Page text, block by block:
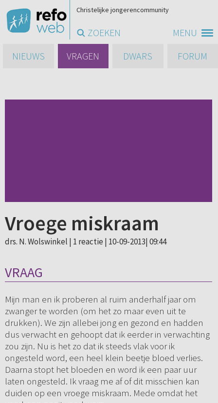
MENU
Christelijke jongerencommunity
ZOEKEN
NIEUWS
VRAGEN DWARS FORUM
Vroege miskraam
drs. N. Wolswinkel | 1 reactie | 10-09-2013| 09:44
VRAAG
Mijn man en ik proberen al ruim anderhalf jaar om
zwanger te worden (om het zo maar even uit te
drukken). We zijn allebei jong en gezond en hadden
dus verwacht en gehoopt dat ik eerder in verwachting
zou zijn. Nu is het zo dat ik steeds vlak voor ik
ongesteld word, een heel klein beetje bloed verlies.
Daarna stopt het bloeden en word ik een paar uur
laten ongesteld. Ik vraag me af of dit misschien kan
duiden op een vroege miskraam. Mede omdat het